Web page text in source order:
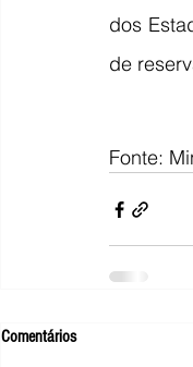
dos
de
Fonte:
Comentários